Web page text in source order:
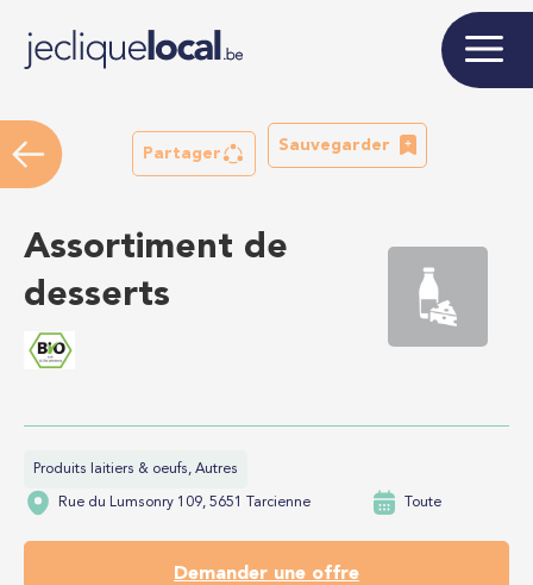
Partager
Sauvegarder
Assortiment de
desserts
Produits laitiers & oeufs, Autres
Rue du Lumsonry 109, 5651 Tarcienne Toute
Demander une offre